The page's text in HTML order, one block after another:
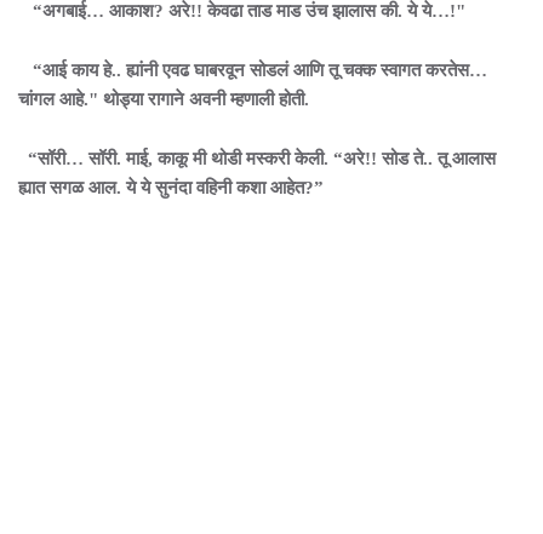
“अगबाई… आकाश? अरे!! केवढा ताड माड उंच झालास की. ये ये…!"
“आई काय हे.. ह्यांनी एवढ घाबरवून सोडलं आणि तू चक्क स्वागत करतेस…
चांगल आहे." थोड्या रागाने अवनी म्हणाली होती.
“सॉरी… सॉरी. माई, काकू मी थोडी मस्करी केली. “अरे!! सोड ते.. तू आलास
ह्यात सगळ आल. ये ये सुनंदा वहिनी कशा आहेत?”